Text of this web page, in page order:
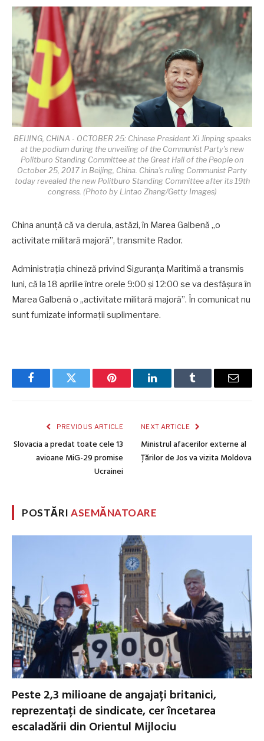
BEIJING, CHINA - OCTOBER 25: Chinese President Xi Jinping speaks
at the podium during the unveiling of the Communist Party's new
Politburo Standing Committee at the Great Hall of the People on
October 25, 2017 in Beijing, China. China's ruling Communist Party
today revealed the new Politburo Standing Committee after its 19th
congress. (Photo by Lintao Zhang/Getty Images)
China anunță că va derula, astăzi, în Marea Galbenă „o
activitate militară majoră”, transmite Rador.
Administrația chineză privind Siguranța Maritimă a transmis
luni, că la 18 aprilie între orele 9:00 și 12:00 se va desfășura în
Marea Galbenă o „activitate militară majoră”. În comunicat nu
sunt furnizate informații suplimentare.
FacebookTwitter Pinterest LinkedInTumblr Email
PREVIOUS ARTICLE
Slovacia a predat toate cele 13
avioane MiG-29 promise
Ucrainei
NEXT ARTICLE
Ministrul afacerilor externe al
Țărilor de Jos va vizita Moldova
POSTĂRIASEMĂNATOARE
Peste 2,3 milioane de angajați britanici,
reprezentați de sindicate, cer încetarea
escaladării din Orientul Mijlociu